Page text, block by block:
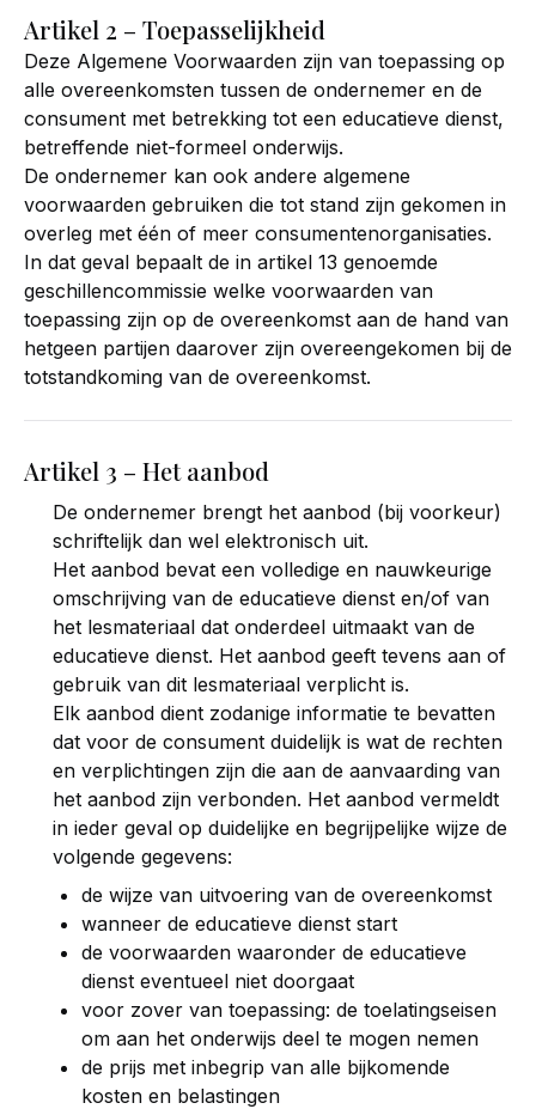
Artikel 2 – Toepasselijkheid
Deze Algemene Voorwaarden zijn van toepassing op
alle overeenkomsten tussen de ondernemer en de
consument met betrekking tot een educatieve dienst,
betreffende niet-formeel onderwijs.
De ondernemer kan ook andere algemene
voorwaarden gebruiken die tot stand zijn gekomen in
overleg met één of meer consumentenorganisaties.
In dat geval bepaalt de in artikel 13 genoemde
geschillencommissie welke voorwaarden van
toepassing zijn op de overeenkomst aan de hand van
hetgeen partijen daarover zijn overeengekomen bij de
totstandkoming van de overeenkomst.
Artikel 3 – Het aanbod
De ondernemer brengt het aanbod (bij voorkeur)
schriftelijk dan wel elektronisch uit.
Het aanbod bevat een volledige en nauwkeurige
omschrijving van de educatieve dienst en/of van
het lesmateriaal dat onderdeel uitmaakt van de
educatieve dienst. Het aanbod geeft tevens aan of
gebruik van dit lesmateriaal verplicht is.
Elk aanbod dient zodanige informatie te bevatten
dat voor de consument duidelijk is wat de rechten
en verplichtingen zijn die aan de aanvaarding van
het aanbod zijn verbonden. Het aanbod vermeldt
in ieder geval op duidelijke en begrijpelijke wijze de
volgende gegevens:
de wijze van uitvoering van de overeenkomst
wanneer de educatieve dienst start
de voorwaarden waaronder de educatieve
dienst eventueel niet doorgaat
voor zover van toepassing: de toelatingseisen
om aan het onderwijs deel te mogen nemen
de prijs met inbegrip van alle bijkomende
kosten en belastingen